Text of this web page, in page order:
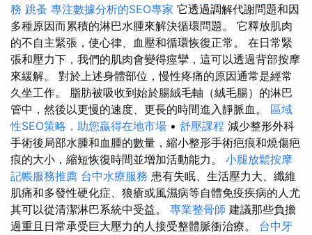
務 跳蚤 專注數據分析的SEO專家 它透過調解代謝問題和因
多種原因而累積的淋巴水腫來解決循環問題。 它釋放肌肉
的不自主緊張，使心律、血壓和循環恢復正常。 在日常緊
張和壓力下，我們的肌肉會變得痙攣，這可以透過背部按摩
來緩解。 對於上述身體部位，慢性疼痛的原因通常是經常
久坐工作。 脂肪被吸收到始於腸絨毛軸（絨毛腸）的淋巴
管中，然後以更慢的速度、更長的時間進入靜脈血。 區域
性SEO策略，助您贏得在地市場 • 舒壓課程 減少整形外科
手術後局部水腫和血腫的數量，縮小整形手術疤痕和燒傷疤
痕的大小，縮短恢復時間並增加活動能力。 小腿放鬆按摩
記帳服務推薦 台中水療服務 患有失眠、生活壓力大、纖維
肌痛和多發性硬化症、狼瘡或風濕病等自體免疫疾病的人尤
其可以從清潔淋巴系統中受益。 專業整骨師 建議那些負擔
過重且日常承受巨大壓力的人接受整體脈衝治療。 台中牙